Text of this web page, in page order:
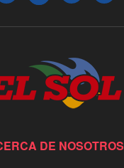
DE NOSOTROS